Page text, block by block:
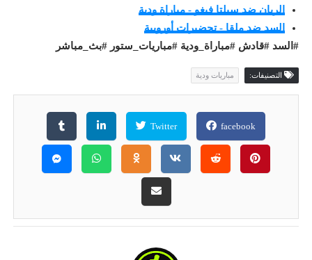
الريان ضد سيلتا فيغو - مباراة ودية
السد ضد ملقا - تحضيرات أوروبية
#السد #قادش #مباراة_ودية #مباريات_ستور #بث_مباشر
التصنيفات: مباريات ودية
facebook
Twitter